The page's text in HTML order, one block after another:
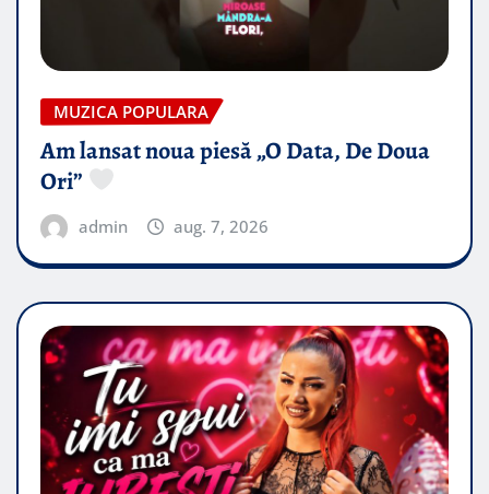
MUZICA POPULARA
Am lansat noua piesă „O Data, De Doua
Ori”
admin aug. 7, 2026